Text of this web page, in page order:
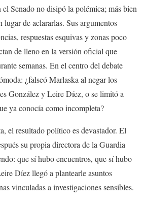
Senado no disipó la polémica; más bien
lugar de aclararlas. Sus argumentos
respuestas esquivas y zonas poco
de lleno en la versión oficial que
semanas. En el centro del debate
¿falseó Marlaska al negar los
González y Leire Díez, o se limitó a
ya conocía como incompleta?
el resultado político es devastador. El
su propia directora de la Guardia
que sí hubo encuentros, que sí hubo
Díez llegó a plantearle asuntos
vinculadas a investigaciones sensibles.